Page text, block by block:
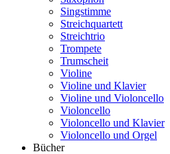
Singstimme
Streichquartett
Streichtrio
Trompete
Trumscheit
Violine
Violine und Klavier
Violine und Violoncello
Violoncello
Violoncello und Klavier
Violoncello und Orgel
Bücher